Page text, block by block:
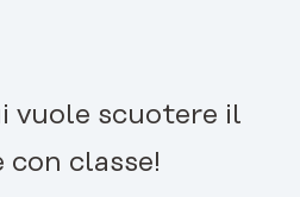
vuole scuotere il
classe!